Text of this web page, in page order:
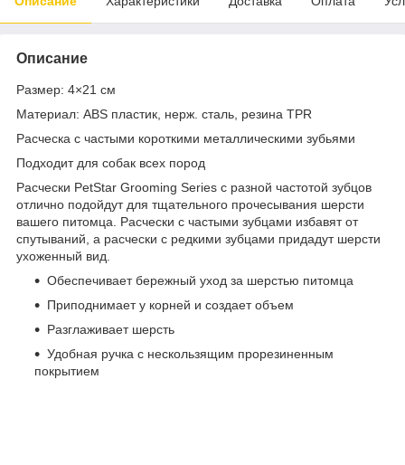
Описание
Размер: 4×21 см
Материал: ABS пластик, нерж. сталь, резина TPR
Расческа с частыми короткими металлическими зубьями
Подходит для собак всех пород
Расчески PetStar Grooming Series с разной частотой зубцов
отлично подойдут для тщательного прочесывания шерсти
вашего питомца. Расчески с частыми зубцами избавят от
спутываний, а расчески с редкими зубцами придадут шерсти
ухоженный вид.
Обеспечивает бережный уход за шерстью питомца
Приподнимает у корней и создает объем
Разглаживает шерсть
Удобная ручка с нескользящим прорезиненным
покрытием